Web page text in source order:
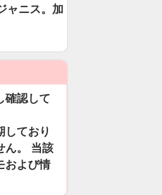
ャニス。加
確認して
しており
ん。 当該
および情